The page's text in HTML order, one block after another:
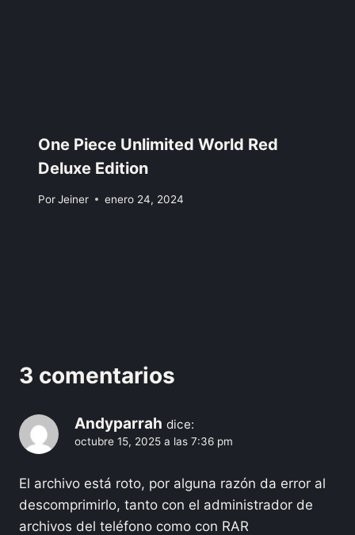
One Piece Unlimited World Red
Deluxe Edition
PorJeiner enero 24, 2024
3 comentarios
Andyparrah dice:
octubre 15, 2025 a las 7:36 pm
El archivo está roto, por alguna razón da error al
descomprimirlo, tanto con el administrador de
archivos del teléfono como con RAR